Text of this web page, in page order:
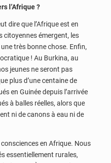
l’Afrique ?
dire que l’Afrique est en
citoyennes émergent, les
très bonne chose. Enfin,
! Au Burkina, au
jeunes ne seront pas
plus d’une centaine de
en Guinée depuis l’arrivée
à balles réelles, alors que
ni de canons à eau ni de
en Afrique. Nous
essentiellement rurales,